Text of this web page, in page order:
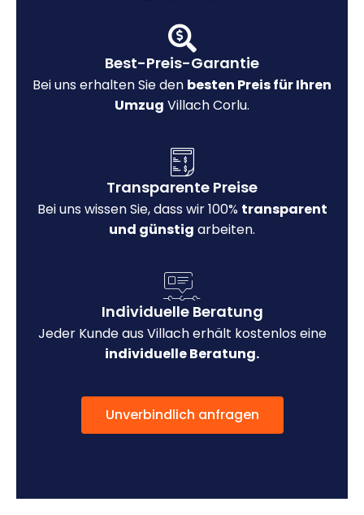
Best-Preis-Garantie
Bei uns erhalten Sie den besten Preis für Ihren
Umzug Villach Corlu.
Transparente Preise
Bei uns wissen Sie, dass wir 100% transparent
und günstig arbeiten.
Individuelle Beratung
Jeder Kunde aus Villach erhält kostenlos eine
individuelle Beratung.
Unverbindlich anfragen